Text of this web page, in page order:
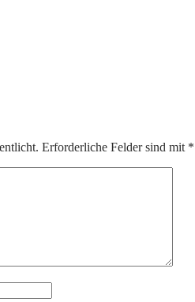
Erforderliche Felder sind mit *